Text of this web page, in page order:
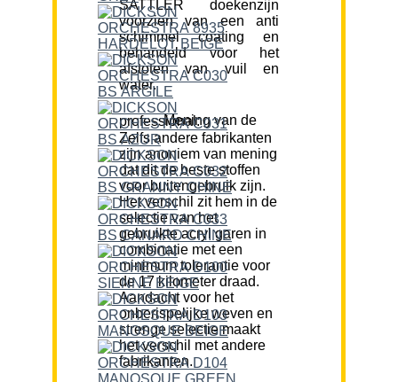
SATTLER doekenzijn
voorzien van een anti
schimmel coating en
behandeld voor het
afstoten van vuil en
water.
Mening van de professional:
Zelfs andere fabrikanten
zijn anoniem van mening
dat dit de beste stoffen
voor buitengebruik zijn.
Het verschil zit hem in de
selectie van het
gebruikte acryl garen in
combinatie met een
minimum tolerantie voor
de 17 kilometer draad.
Aandacht voor het
onberispelijke weven en
strenge selectie maakt
het verschil met andere
fabrikanten.